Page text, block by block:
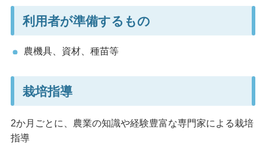
利用者が準備するもの
農機具、資材、種苗等
栽培指導
2か月ごとに、農業の知識や経験豊富な専門家による栽培
指導